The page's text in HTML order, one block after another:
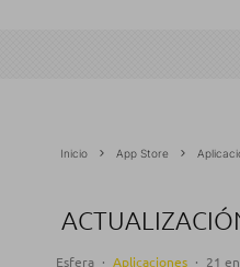
Inicio App Store
Esfera · Aplicaciones · 21